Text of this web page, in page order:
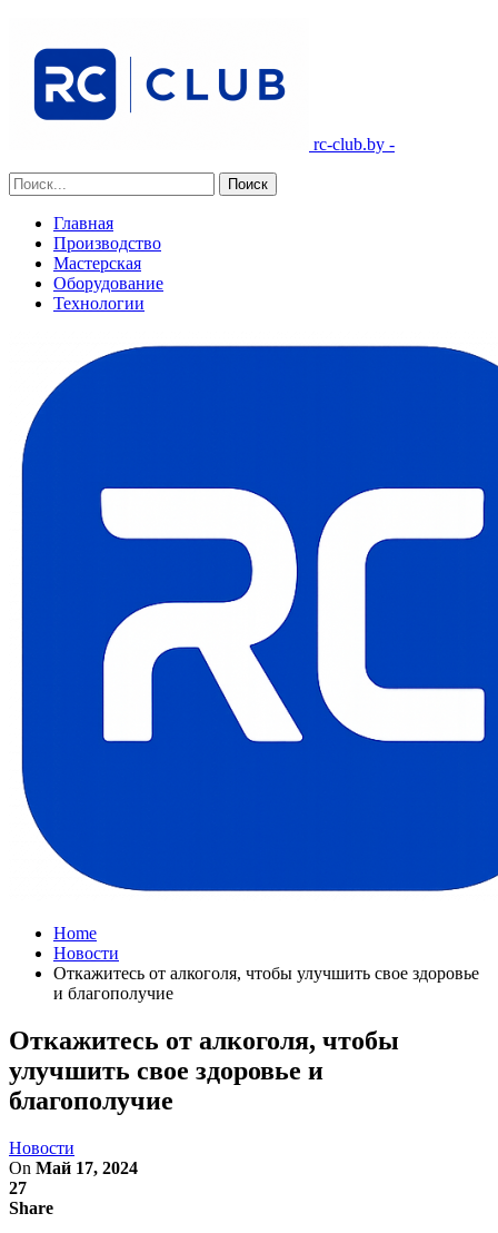
rc-club.by -
Главная
Производство
Мастерская
Оборудование
Технологии
Home
Новости
Откажитесь от алкоголя, чтобы улучшить свое здоровье
и благополучие
Откажитесь от алкоголя, чтобы
улучшить свое здоровье и
благополучие
Новости
On Май 17, 2024
27
Share